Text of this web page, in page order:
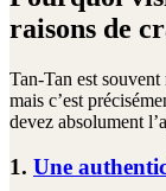
raisons de
Tan-Tan est
mais c’est
devez absolument
1. Une